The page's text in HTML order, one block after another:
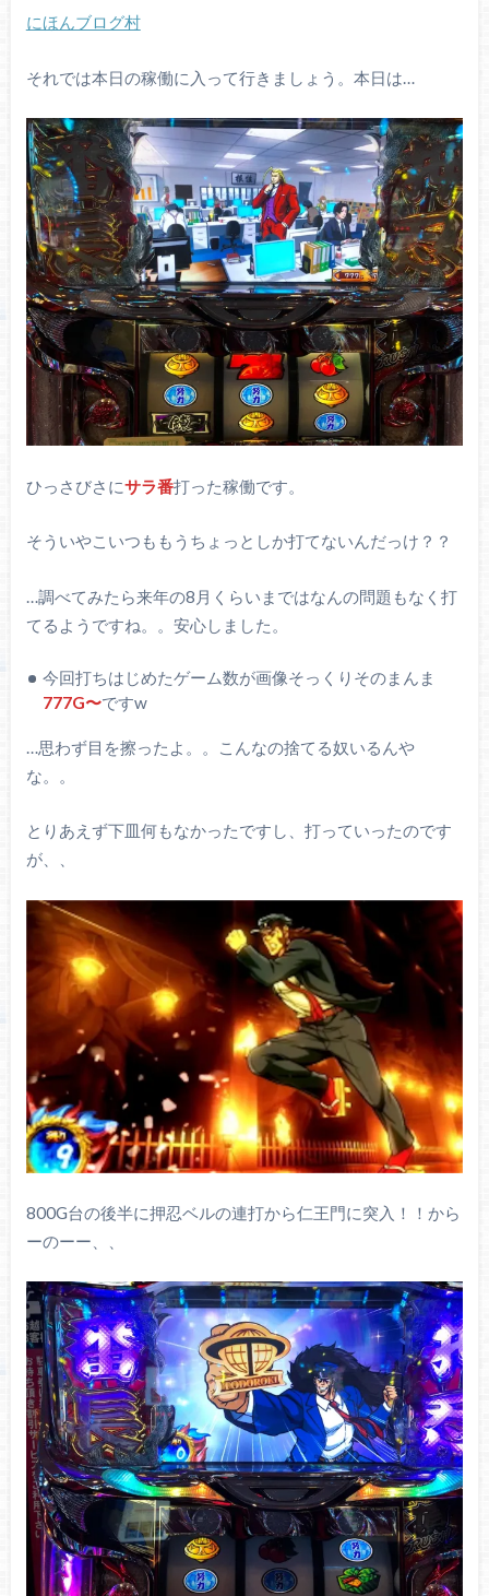
にほんブログ村
それでは本日の稼働に入って行きましょう。本日は…
ひっさびさにサラ番打った稼働です。
そういやこいつももうちょっとしか打てないんだっけ？？
…調べてみたら来年の8月くらいまではなんの問題もなく打
てるようですね。。安心しました。
今回打ちはじめたゲーム数が画像そっくりそのまんま
777G〜ですw
…思わず目を擦ったよ。。こんなの捨てる奴いるんや
な。。
とりあえず下皿何もなかったですし、打っていったのです
が、、
800G台の後半に押忍ベルの連打から仁王門に突入！！から
ーのーー、、